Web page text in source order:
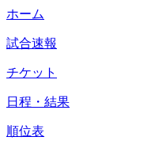
ホーム
試合速報
チケット
日程・結果
順位表